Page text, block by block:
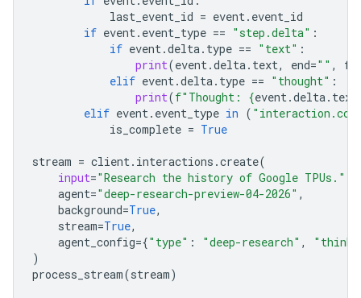
last_event_id = event. event_id
if event. event_type == "step.delta" :
if event.delta. type == "text" :
print(event.delta. text, end="" ,
elif event.delta. type == "thought" :
print(f"Thought: {event.delta. text
elif event. event_type in (
is_complete = True
stream = client. interactions .create(
input="Research the history of Google TPUs."
agent="deep-research-preview-04-2026" ,
background=True,
stream=True,
agent_config={"type" : "deep-research" ,
)
process_stream(stream)